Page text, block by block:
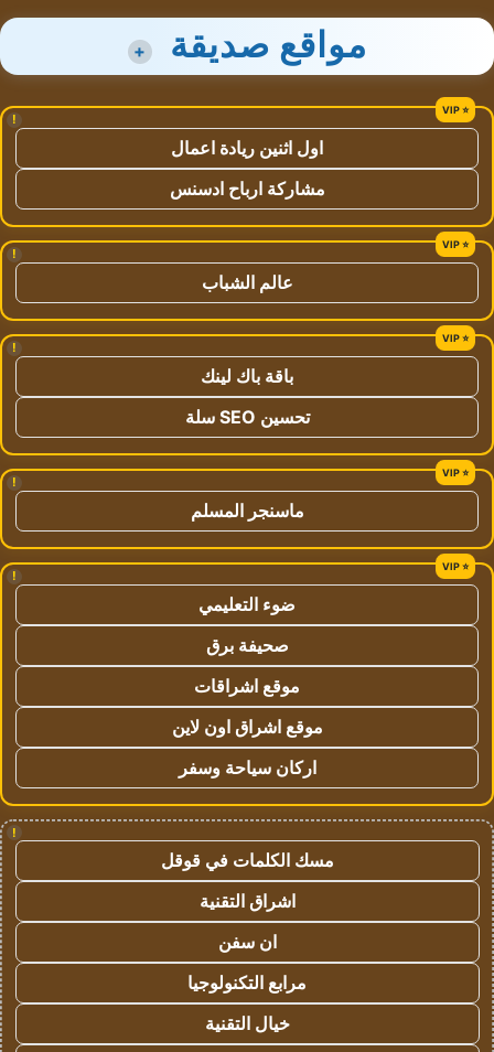
مواقع صديقة +
!
اول اثنين ريادة اعمال
مشاركة ارباح ادسنس
!
عالم الشباب
!
باقة باك لينك
تحسين SEO سلة
!
ماسنجر المسلم
!
ضوء التعليمي
صحيفة برق
موقع اشراقات
موقع اشراق اون لاين
اركان سياحة وسفر
!
مسك الكلمات في قوقل
اشراق التقنية
ان سفن
مرابع التكنولوجيا
خيال التقنية